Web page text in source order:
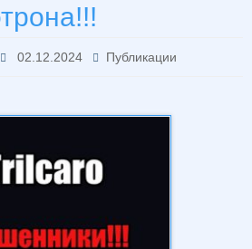
02.12.2024 Публикации